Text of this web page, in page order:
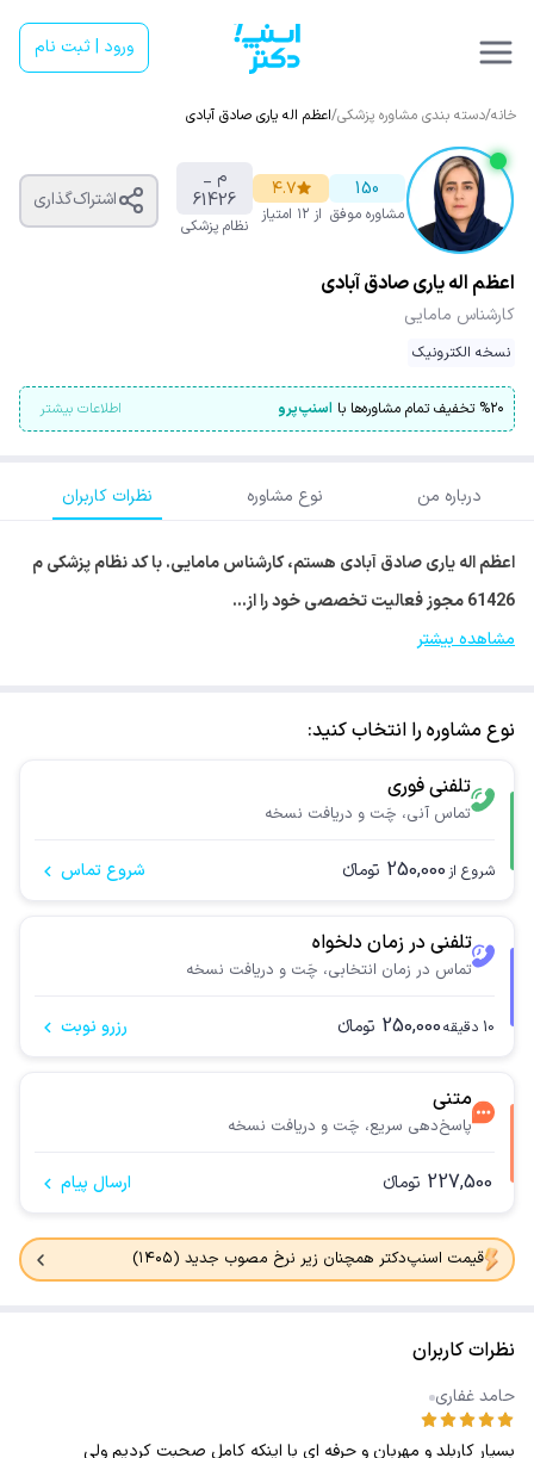
ورود | ثبت نام
خانه/دسته بندی مشاوره پزشکی/اعظم اله یاری صادق آبادی
150
مشاوره موفق
۴.۷
از ۱۲ امتیاز
م _
61426
نظام پزشکی
اشتراک‌گذاری
اعظم اله یاری صادق آبادی
کارشناس مامایی
نسخه الکترونیک
%۲۰ تخفیف تمام مشاوره‌ها با اسنپ‌پرو اطلاعات بیشتر
درباره من نوع مشاوره نظرات کاربران
اعظم اله یاری صادق آبادی هستم، کارشناس مامایی. با کد نظام پزشکی م
61426 مجوز فعالیت تخصصی خود را از…
مشاهده بیشتر
نوع مشاوره را انتخاب کنید:
تلفنی فوری
تماس آنی، چَت و دریافت نسخه
شروع از 250,000 تومانء شروع تماس
تلفنی در زمان دلخواه
تماس در زمان انتخابی، چَت و دریافت نسخه
10 دقیقه250,000 تومانء رزرو نوبت
متنی
پاسخ‌دهی سریع، چَت و دریافت نسخه
227,500 تومانء ارسال پیام
قیمت اسنپ‌دکتر همچنان زیر نرخ مصوب جدید (۱۴۰۵)
نظرات کاربران
حامد غفاری
بسیار کاربلد و مهربان و حرفه ای با اینکه کامل صحبت کردیم ولی